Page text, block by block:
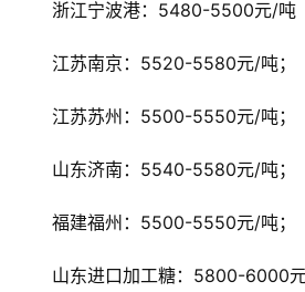
浙江宁波港：5480-5500元/吨
江苏南京：5520-5580元/吨；
江苏苏州：5500-5550元/吨；
山东济南：5540-5580元/吨；
福建福州：5500-5550元/吨；
山东进口加工糖：5800-6000元